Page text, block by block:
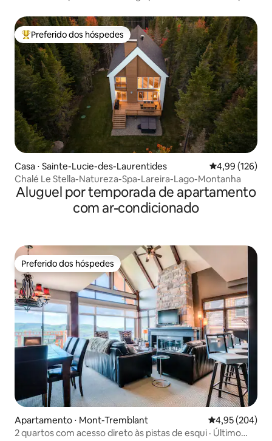
Entre os melhores preferidos dos hóspedes
Preferido dos hóspedes
Casa ⋅ Sainte-Lucie-des-Laurentides 4,99 de uma
4,99 (126)
Chalé Le Stella-Natureza-Spa-Lareira-Lago-Montanha
Aluguel por temporada de apartamento
com ar-condicionado
Preferido dos hóspedes
Preferido dos hóspedes
Apartamento ⋅ Mont-Tremblant 4,95 de uma
4,95 (204)
2 quartos com acesso direto às pistas de esqui · Último